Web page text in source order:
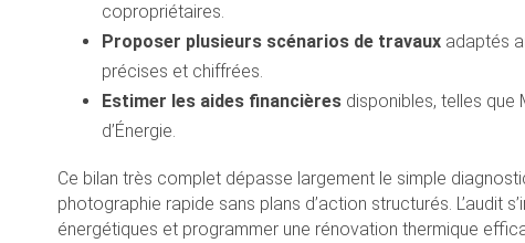
copropriétaires.
Proposer plusieurs scénarios de travaux adaptés
précises et chiffrées.
Estimer les aides financières disponibles, telles que
d’Énergie.
Ce bilan très complet dépasse largement le simple
photographie rapide sans plans d’action structurés. L’audit
énergétiques et programmer une rénovation thermique